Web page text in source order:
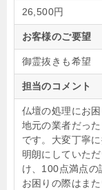
26,500円
お客様のご要望
御霊抜きも希望
担当のコメント
仏壇の処理にお
地元の業者だっ
です。大変丁寧
明朗にしていた
け、100点満点の
お困りの際はま